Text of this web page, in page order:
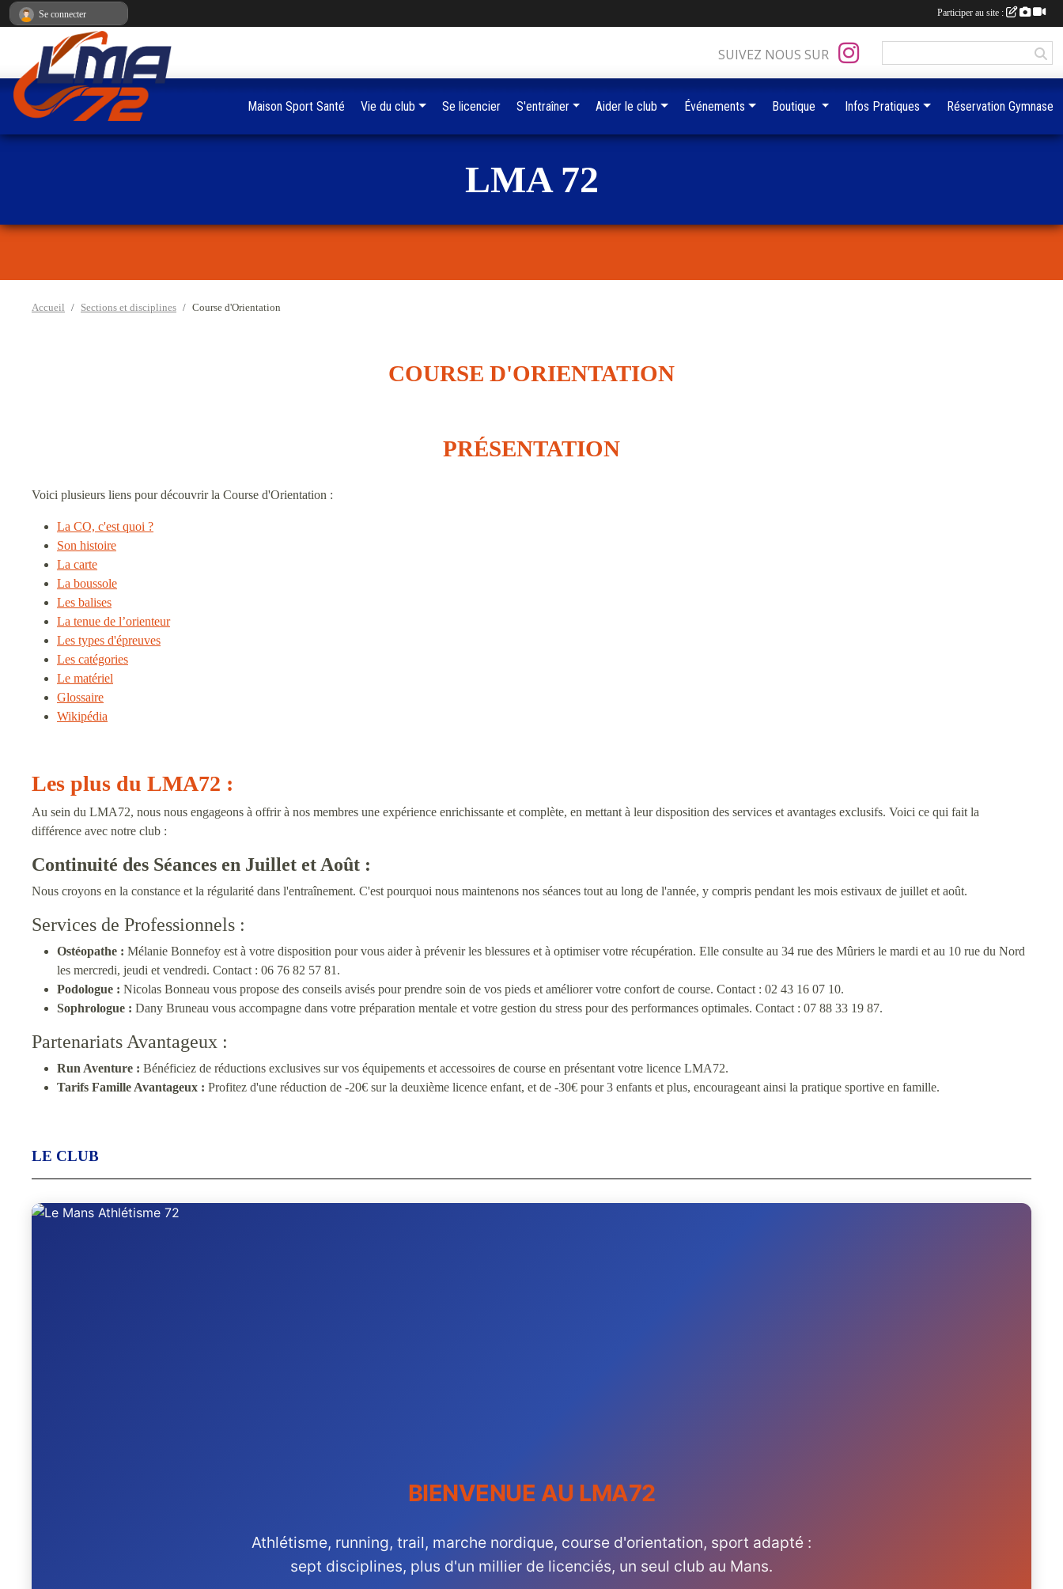
LMA 72
Accueil Sections et disciplines Course d'Orientation
COURSE D'ORIENTATION
PRÉSENTATION
Voici plusieurs liens pour découvrir la Course d'Orientation :
La CO, c'est quoi ?
Son histoire
La carte
La boussole
Les balises
La tenue de l’orienteur
Les types d'épreuves
Les catégories
Le matériel
Glossaire
Wikipédia
Les plus du LMA72 :
Au sein du LMA72, nous nous engageons à offrir à nos membres une expérience enrichissante et complète, en mettant à leur disposition des services et avantages exclusifs. Voici ce qui fait la
différence avec notre club :
Continuité des Séances en Juillet et Août :
Nous croyons en la constance et la régularité dans l'entraînement. C'est pourquoi nous maintenons nos séances tout au long de l'année, y compris pendant les mois estivaux de juillet et août.
Services de Professionnels :
Ostéopathe : Mélanie Bonnefoy est à votre disposition pour vous aider à prévenir les blessures et à optimiser votre récupération. Elle consulte au 34 rue des Mûriers le mardi et au 10 rue du Nord
les mercredi, jeudi et vendredi. Contact : 06 76 82 57 81.
Podologue : Nicolas Bonneau vous propose des conseils avisés pour prendre soin de vos pieds et améliorer votre confort de course. Contact : 02 43 16 07 10.
Sophrologue : Dany Bruneau vous accompagne dans votre préparation mentale et votre gestion du stress pour des performances optimales. Contact : 07 88 33 19 87.
Partenariats Avantageux :
Run Aventure : Bénéficiez de réductions exclusives sur vos équipements et accessoires de course en présentant votre licence LMA72.
Tarifs Famille Avantageux : Profitez d'une réduction de -20€ sur la deuxième licence enfant, et de -30€ pour 3 enfants et plus, encourageant ainsi la pratique sportive en famille.
LE CLUB
BIENVENUE AU LMA72
Athlétisme, running, trail, marche nordique, course d'orientation, sport adapté :
sept disciplines, plus d'un millier de licenciés, un seul club au Mans.
SUIVEZ NOUS SUR
Maison Sport Santé Vie du club Se licencier S'entraîner Aider le club Événements Boutique Infos Pratiques Réservation Gymnase
Se connecter Participer au site :
Panneau de gestion des cookies